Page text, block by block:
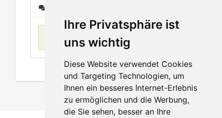
Ihre Privatsphäre ist
uns wichtig
Diese Website verwendet Cookies
und Targeting Technologien, um
Ihnen ein besseres Internet-Erlebnis
zu ermöglichen und die Werbung,
die Sie sehen, besser an Ihre
Keine Einträge